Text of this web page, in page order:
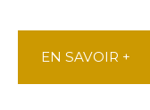
EN SAVOIR +